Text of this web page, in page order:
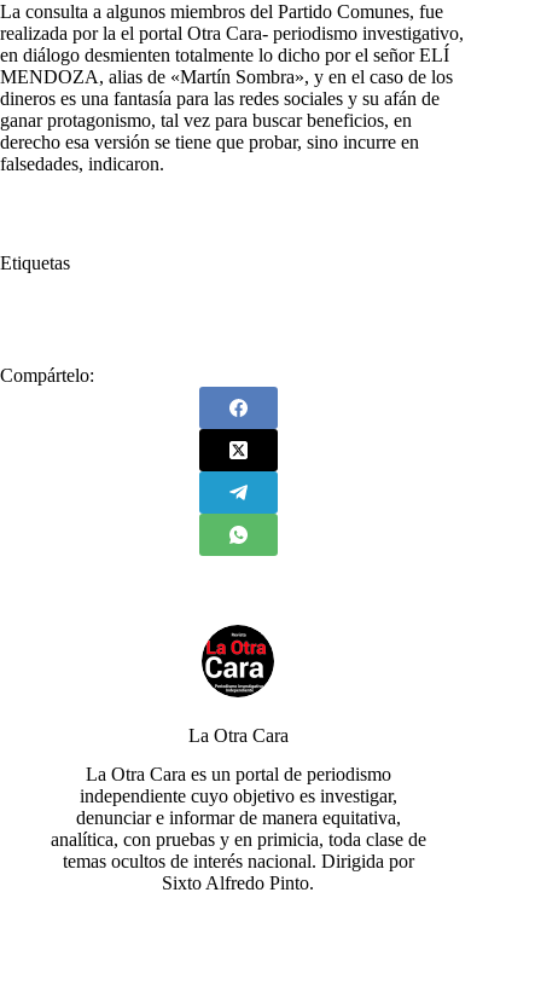
La consulta a algunos miembros del Partido Comunes, fue
realizada por la el portal Otra Cara- periodismo investigativo,
en diálogo desmienten totalmente lo dicho por el señor ELÍ
MENDOZA, alias de «Martín Sombra», y en el caso de los
dineros es una fantasía para las redes sociales y su afán de
ganar protagonismo, tal vez para buscar beneficios, en
derecho esa versión se tiene que probar, sino incurre en
falsedades, indicaron.
Etiquetas
Compártelo:
La Otra Cara
La Otra Cara es un portal de periodismo
independiente cuyo objetivo es investigar,
denunciar e informar de manera equitativa,
analítica, con pruebas y en primicia, toda clase de
temas ocultos de interés nacional. Dirigida por
Sixto Alfredo Pinto.